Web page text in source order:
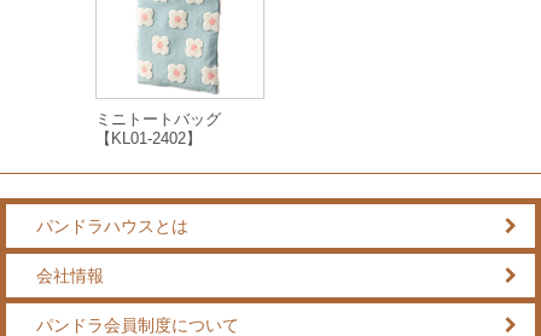
ミニトートバッグ
【KL01-2402】
パンドラハウスとは
会社情報
パンドラ会員制度について